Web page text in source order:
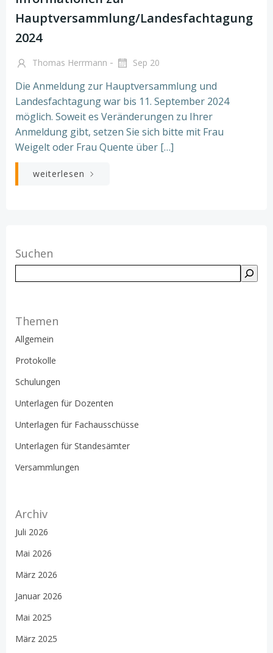
Hauptversammlung/Landesfachtagung
2024
Thomas Herrmann - Sep 20
Die Anmeldung zur Hauptversammlung und
Landesfachtagung war bis 11. September 2024
möglich. Soweit es Veränderungen zu Ihrer
Anmeldung gibt, setzen Sie sich bitte mit Frau
Weigelt oder Frau Quente über […]
weiterlesen
Suchen
Themen
Allgemein
Protokolle
Schulungen
Unterlagen für Dozenten
Unterlagen für Fachausschüsse
Unterlagen für Standesämter
Versammlungen
Archiv
Juli 2026
Mai 2026
März 2026
Januar 2026
Mai 2025
März 2025